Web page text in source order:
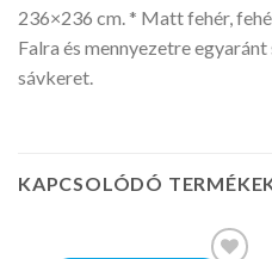
236×236 cm. * Matt fehér,
Falra és mennyezetre
sávkeret.
KAPCSOLÓDÓ